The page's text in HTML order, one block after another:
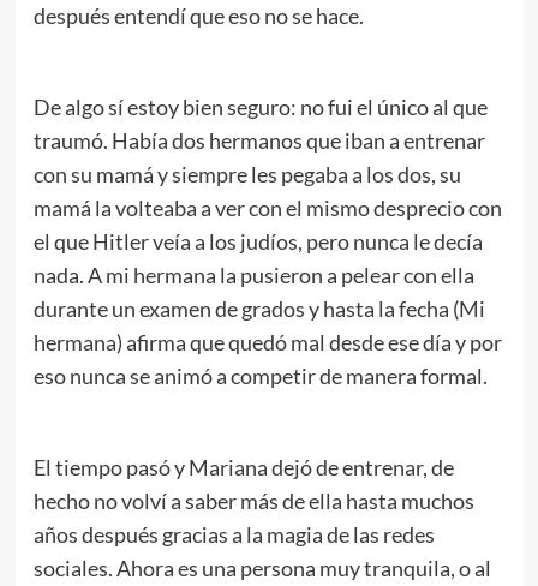
después entendí que eso no se hace.
De algo sí estoy bien seguro: no fui el único al que
traumó. Había dos hermanos que iban a entrenar
con su mamá y siempre les pegaba a los dos, su
mamá la volteaba a ver con el mismo desprecio con
el que Hitler veía a los judíos, pero nunca le decía
nada. A mi hermana la pusieron a pelear con ella
durante un examen de grados y hasta la fecha (Mi
hermana) afirma que quedó mal desde ese día y por
eso nunca se animó a competir de manera formal.
El tiempo pasó y Mariana dejó de entrenar, de
hecho no volví a saber más de ella hasta muchos
años después gracias a la magia de las redes
sociales. Ahora es una persona muy tranquila, o al